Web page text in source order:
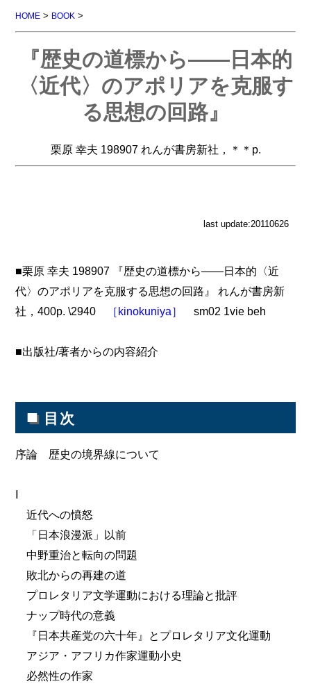
HOME > BOOK >
『歴史の道標から――日本的
〈近代〉のアポリアを克服す
る思想の回路』
栗原 幸夫 198907 れんが書房新社，＊＊p.
last update:20110626
■栗原 幸夫 198907 『歴史の道標から――日本的〈近
代〉のアポリアを克服する思想の回路』 れんが書房新
社，400p. \2940
［kinokuniya］ sm02 1vie beh
■出版社/著者からの内容紹介
■ 目次
序論 歴史の境界線について
Ⅰ
近代への憤怒
「日本浪漫派」以前
中野重治と転向の問題
敗北からの再建の道
プロレタリア文学運動における理論と批評
ナップ時代の意義
『日本共産党の六十年』とプロレタリア文化運動
アジア・アフリカ作家運動小史
必然性の作家